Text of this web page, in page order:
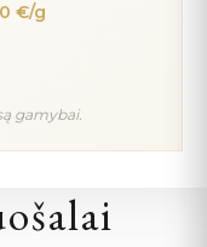
€/g
gamybai.